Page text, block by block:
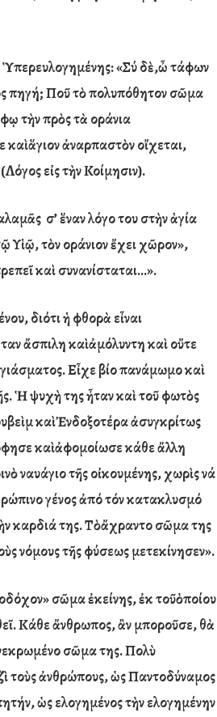
Ὑπερευλογημένης: «Σύδὲ,ὦτάφων
πηγή; Ποῦτὸπολυπόθητον σῶμα
ῳτὴν πρὸς τὰ οράνια
καὶἅγιονἀναρπαστὸν οἴχεται,
εἰς τὴν Κοίμησιν).
σ’ἕναν λόγο τουστὴνἁγία
ῷΥἱῷ, τὸν οράνιονἔχει χῶρον»,
ῖκαὶσυνανίσταται…».
διότιἡφθορὰ εἶναι
τανἄσπιλη καὶἀμόλυντη καὶοὔτε
γιάσματος. Εἶχε βίο πανάμωμο καὶ
ς.Ἡψυχὴτηςἦταν καὶτοῦφωτὸς
ὶμ καὶἘνδοξοτέραἀσυγκρίτως
καὶἀφομοίωσε κάθεἄλλη
ὸναυάγιο τῆς οἰκουμένης, χωρὶς νά
γένοςἀπότόν κατακλυσμό
ν καρδιά της. Τὸἄχραντο σῶμα της
ὺς νόμους τῆς φύσεως μετεκίνησεν».
σῶμαἐκείνης,ἐκ τοῦὁποίου
Κάθεἄνθρωπος,ἂν μποροῦσε, θὰ
σῶμα της. Πολὺ
ὶτοὺςἀνθρώπους,ὡς Παντοδύναμος
ὡς ελογημένος τὴν ελογημένην